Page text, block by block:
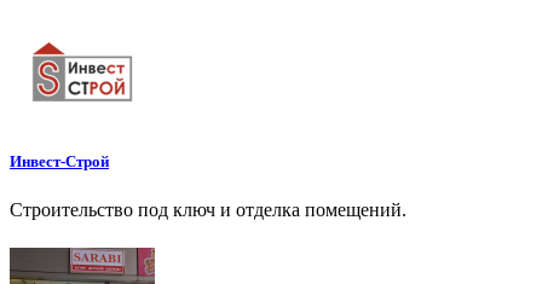
Инвест-Строй
Строительство под ключ и отделка помещений.